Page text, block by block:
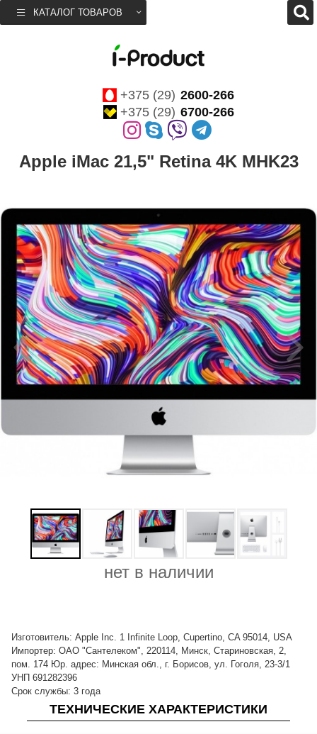
КАТАЛОГ ТОВАРОВ
+375 (29) 2600-266
+375 (29) 6700-266
Apple iMac 21,5" Retina 4K MHK23
нет в наличии
Изготовитель: Apple Inc. 1 Infinite Loop, Cupertino, CA 95014, USA
Импортер: ОАО "Сантелеком", 220114, Минск, Стариновская, 2,
пом. 174 Юр. адрес: Минская обл., г. Борисов, ул. Гоголя, 23-3/1
УНП 691282396
Срок службы: 3 года
ТЕХНИЧЕСКИЕ ХАРАКТЕРИСТИКИ